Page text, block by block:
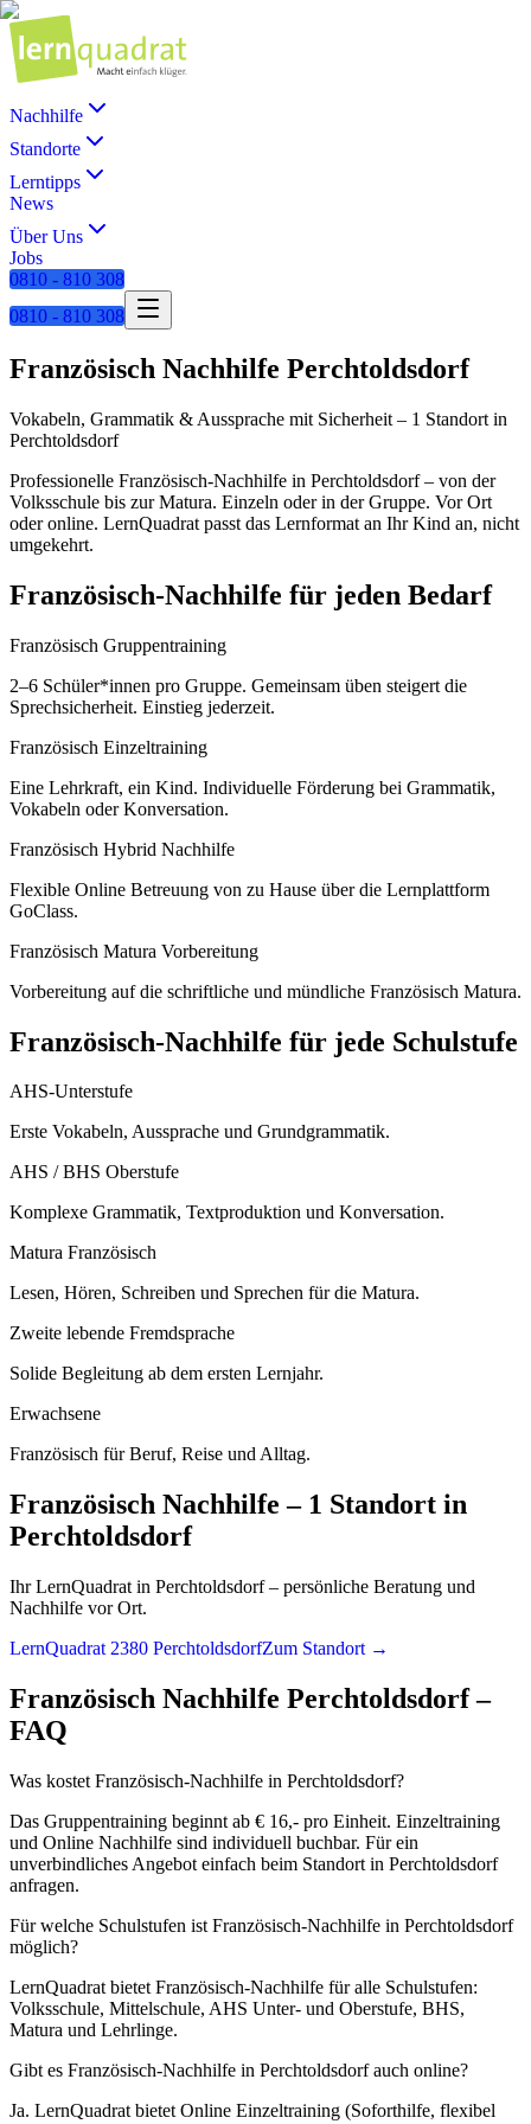
Nachhilfe
Standorte
Lerntipps
News
Über Uns
Jobs
0810 - 810 308
0810 - 810 308
Französisch Nachhilfe Perchtoldsdorf
Vokabeln, Grammatik & Aussprache mit Sicherheit – 1 Standort in
Perchtoldsdorf
Professionelle Französisch-Nachhilfe in Perchtoldsdorf– von der
Volksschule bis zur Matura. Einzeln oder in der Gruppe. Vor Ort
oder online. LernQuadrat passt das Lernformat an Ihr Kind an, nicht
umgekehrt.
Französisch-Nachhilfe für jeden Bedarf
Französisch Gruppentraining
2–6 Schüler*innen pro Gruppe. Gemeinsam üben steigert die
Sprechsicherheit. Einstieg jederzeit.
Französisch Einzeltraining
Eine Lehrkraft, ein Kind. Individuelle Förderung bei Grammatik,
Vokabeln oder Konversation.
Französisch Hybrid Nachhilfe
Flexible Online Betreuung von zu Hause über die Lernplattform
GoClass.
Französisch Matura Vorbereitung
Vorbereitung auf die schriftliche und mündliche Französisch Matura.
Französisch-Nachhilfe für jede Schulstufe
AHS-Unterstufe
Erste Vokabeln, Aussprache und Grundgrammatik.
AHS / BHS Oberstufe
Komplexe Grammatik, Textproduktion und Konversation.
Matura Französisch
Lesen, Hören, Schreiben und Sprechen für die Matura.
Zweite lebende Fremdsprache
Solide Begleitung ab dem ersten Lernjahr.
Erwachsene
Französisch für Beruf, Reise und Alltag.
Französisch Nachhilfe – 1 Standort in
Perchtoldsdorf
Ihr LernQuadrat in Perchtoldsdorf – persönliche Beratung und
Nachhilfe vor Ort.
LernQuadrat 2380 PerchtoldsdorfZum Standort →
Französisch Nachhilfe Perchtoldsdorf–
FAQ
Was kostet Französisch-Nachhilfe in Perchtoldsdorf?
Das Gruppentraining beginnt ab € 16,- pro Einheit. Einzeltraining
und Online Nachhilfe sind individuell buchbar. Für ein
unverbindliches Angebot einfach beim Standort in Perchtoldsdorf
anfragen.
Für welche Schulstufen ist Französisch-Nachhilfe in Perchtoldsdorf
möglich?
LernQuadrat bietet Französisch-Nachhilfe für alle Schulstufen:
Volksschule, Mittelschule, AHS Unter- und Oberstufe, BHS,
Matura und Lehrlinge.
Gibt es Französisch-Nachhilfe in Perchtoldsdorf auch online?
Ja. LernQuadrat bietet Online Einzeltraining (Soforthilfe, flexibel